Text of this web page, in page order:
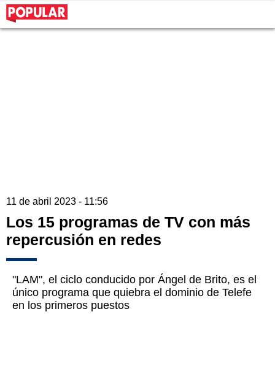
11 de abril 2023 - 11:56
Los 15 programas de TV con más
repercusión en redes
"LAM", el ciclo conducido por Ángel de Brito, es el
único programa que quiebra el dominio de Telefe
en los primeros puestos